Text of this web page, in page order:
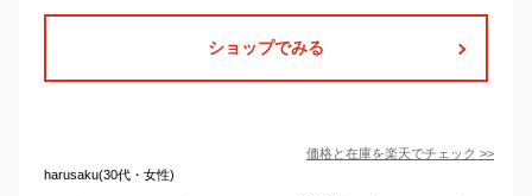
ショップでみる
価格と在庫を楽天でチェック >>
harusaku(30代・女性)